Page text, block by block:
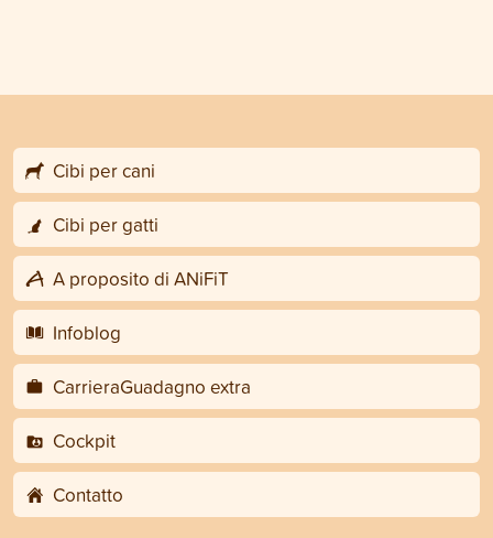
Cibi per cani
Cibi per gatti
A proposito di ANiFiT
Infoblog
CarrieraGuadagno extra
Cockpit
Contatto